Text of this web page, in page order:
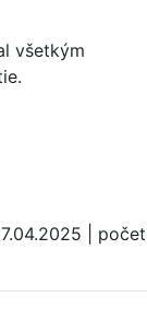
všetkým
| počet